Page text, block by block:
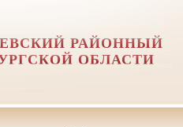
РАЙОННЫЙ
ОБЛАСТИ